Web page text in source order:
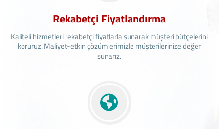
Rekabetçi Fiyatlandırma
Kaliteli hizmetleri rekabetçi fiyatlarla sunarak müşteri bütçelerini
koruruz. Maliyet-etkin çözümlerimizle müşterilerinize değer
sunarız.